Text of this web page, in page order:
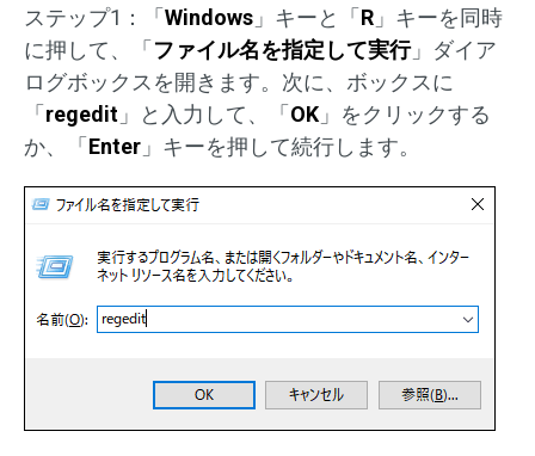
ステップ1：「Windows 」キーと「R 」キーを同時
に押して、「ファイル名を指定して実行」ダイア
ログボックスを開きます。次に、ボックスに
「regedit 」と入力して、「OK 」をクリックする
か、「Enter 」キーを押して続行します。